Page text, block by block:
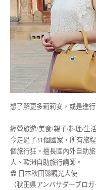
想了解更多莉莉安，或是進
經營旅遊/美食/親子/料理/生
今走過了31個國家，所有旅
個旅行狂。擅長國內外自助
人、歐洲自助旅行講師。
✿ 日本秋田縣觀光大使
（秋田県アンバサダーブロガ